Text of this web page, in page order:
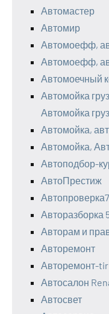
Автомастер
Автомир
Автомоефф,
Автомоефф,
Автомоечный
Автомойка
Автомойка
Автомойка,
Автомойка,
Автоподбор-
АвтоПрестиж
Авторазборка
Авторам и
Авторемонт
Авторемонт-tir
Автосалон
Автосвет